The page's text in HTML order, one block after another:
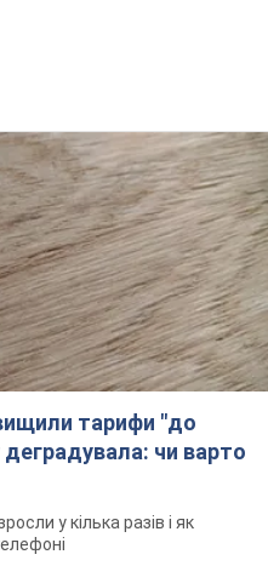
тарифи "до
деградувала: чи варто
у кілька разів і як